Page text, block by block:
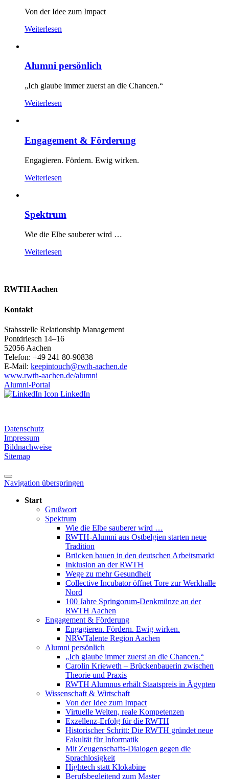
Von der Idee zum Impact
Weiterlesen
Alumni persönlich
„Ich glaube immer zuerst an die Chancen.“
Weiterlesen
Engagement & Förderung
Engagieren. Fördern. Ewig wirken.
Weiterlesen
Spektrum
Wie die Elbe sauberer wird …
Weiterlesen
RWTH Aachen
Kontakt
Stabsstelle Relationship Management
Pontdriesch 14–16
52056 Aachen
Telefon: +49 241 80-90838
E-Mail: keepintouch@rwth-aachen.de
www.rwth-aachen.de/alumni
Alumni-Portal
LinkedIn
Datenschutz
Impressum
Bildnachweise
Sitemap
Navigation überspringen
Start
Grußwort
Spektrum
Wie die Elbe sauberer wird …
RWTH-Alumni aus Ostbelgien starten neue
Tradition
Brücken bauen in den deutschen Arbeitsmarkt
Inklusion an der RWTH
Wege zu mehr Gesundheit
Collective Incubator öffnet Tore zur Werkhalle
Nord
100 Jahre Springorum-Denkmünze an der
RWTH Aachen
Engagement & Förderung
Engagieren. Fördern. Ewig wirken.
NRWTalente Region Aachen
Alumni persönlich
„Ich glaube immer zuerst an die Chancen.“
Carolin Krieweth – Brückenbauerin zwischen
Theorie und Praxis
RWTH Alumnus erhält Staatspreis in Ägypten
Wissenschaft & Wirtschaft
Von der Idee zum Impact
Virtuelle Welten, reale Kompetenzen
Exzellenz-Erfolg für die RWTH
Historischer Schritt: Die RWTH gründet neue
Fakultät für Informatik
Mit Zeugenschafts-Dialogen gegen die
Sprachlosigkeit
Hightech statt Klokabine
Berufsbegleitend zum Master